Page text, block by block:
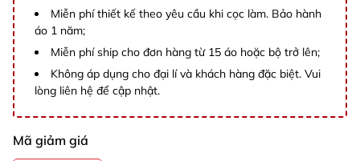
Miễn phí thiết kế theo yêu cầu khi cọc làm. Bảo hành
áo 1 năm;
Miễn phí ship cho đơn hàng từ 15 áo hoặc bộ trở lên;
Không áp dụng cho đại lí và khách hàng đặc biệt. Vui
lòng liên hệ để cập nhật.
Mã giảm giá